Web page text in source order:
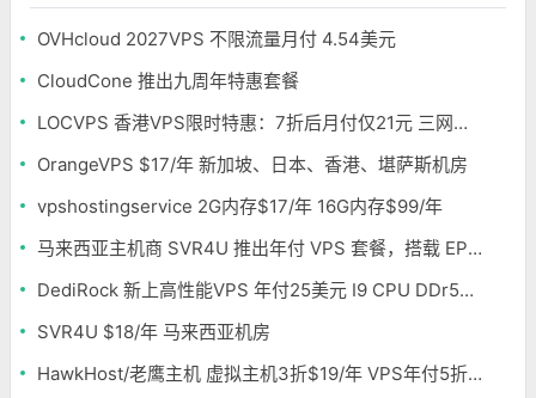
OVHcloud 2027VPS 不限流量月付 4.54美元
CloudCone 推出九周年特惠套餐
LOCVPS 香港VPS限时特惠：7折后月付仅21元 三网优化BGP线路 可选原生IP
OrangeVPS $17/年 新加坡、日本、香港、堪萨斯机房
vpshostingservice 2G内存$17/年 16G内存$99/年
马来西亚主机商 SVR4U 推出年付 VPS 套餐，搭载 EPYC/至强铂金，支持支付宝
DediRock 新上高性能VPS 年付25美元 I9 CPU DDr5内存 纽约机房
SVR4U $18/年 马来西亚机房
HawkHost/老鹰主机 虚拟主机3折$19/年 VPS年付5折$25/年